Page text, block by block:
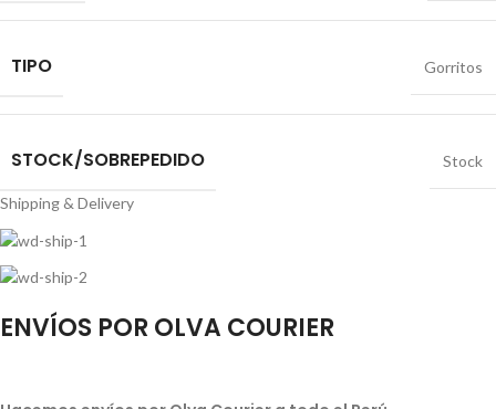
TIPO Gorritos
STOCK/SOBREPEDIDO Stock
Shipping & Delivery
ENVÍOS POR OLVA COURIER